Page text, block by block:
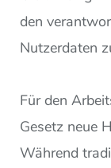
den
Nutzerdaten
Für den
Gesetz neue
Während